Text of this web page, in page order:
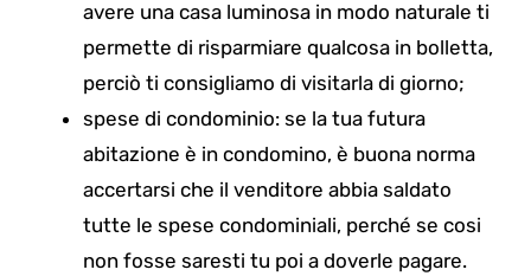
avere una casa luminosa in modo naturale ti
permette di risparmiare qualcosa in bolletta,
perciò ti consigliamo di visitarla di giorno;
spese di condominio: se la tua futura
abitazione è in condomino, è buona norma
accertarsi che il venditore abbia saldato
tutte le spese condominiali, perché se cosi
non fosse saresti tu poi a doverle pagare.